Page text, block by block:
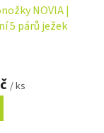
NOVIA |
5 párů ježek
/ ks